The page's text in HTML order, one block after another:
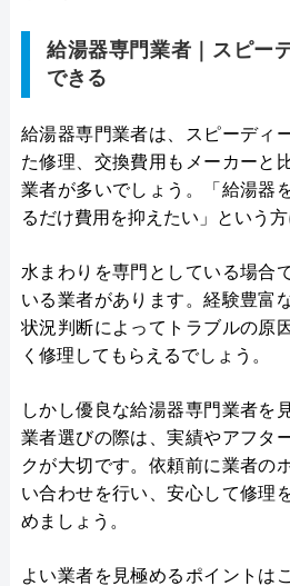
給湯器専門業者｜スピー
できる
給湯器専門業者は、スピーディ
た修理、交換費用もメーカーと
業者が多いでしょう。「給湯器
るだけ費用を抑えたい」という方
水まわりを専門としている場合
いる業者があります。経験豊富
状況判断によってトラブルの原
く修理してもらえるでしょう。
しかし優良な給湯器専門業者を
業者選びの際は、実績やアフタ
クが大切です。依頼前に業者の
い合わせを行い、安心して修理
めましょう。
よい業者を見極めるポイントは